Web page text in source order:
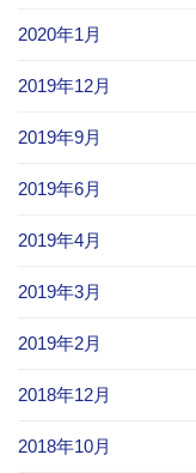
2020年1月
2019年12月
2019年9月
2019年6月
2019年4月
2019年3月
2019年2月
2018年12月
2018年10月